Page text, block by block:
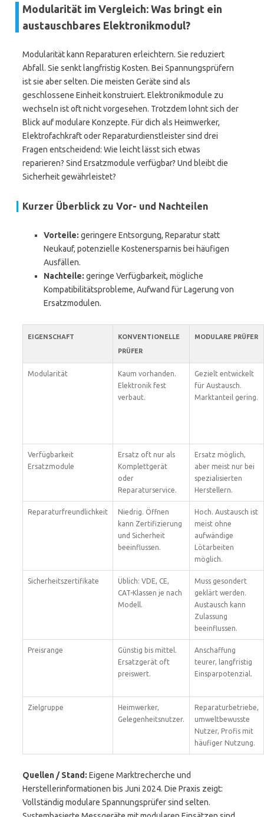
Modularität im Vergleich: Was bringt ein
austauschbares Elektronikmodul?
Modularität kann Reparaturen erleichtern. Sie reduziert
Abfall. Sie senkt langfristig Kosten. Bei Spannungsprüfern
ist sie aber selten. Die meisten Geräte sind als
geschlossene Einheit konstruiert. Elektronikmodule zu
wechseln ist oft nicht vorgesehen. Trotzdem lohnt sich der
Blick auf modulare Konzepte. Für dich als Heimwerker,
Elektrofachkraft oder Reparaturdienstleister sind drei
Fragen entscheidend: Wie leicht lässt sich etwas
reparieren? Sind Ersatzmodule verfügbar? Und bleibt die
Sicherheit gewährleistet?
Kurzer Überblick zu Vor- und Nachteilen
Vorteile: geringere Entsorgung, Reparatur statt
Neukauf, potenzielle Kostenersparnis bei häufigen
Ausfällen.
Nachteile: geringe Verfügbarkeit, mögliche
Kompatibilitätsprobleme, Aufwand für Lagerung von
Ersatzmodulen.
EIGENSCHAFT
KONVENTIONELLE
PRÜFER
MODULARE PRÜFER
Modularität
Kaum vorhanden.
Elektronik fest
verbaut.
Gezielt entwickelt
für Austausch.
Marktanteil gering.
Verfügbarkeit
Ersatzmodule
Ersatz oft nur als
Komplettgerät
oder
Reparaturservice.
Ersatz möglich,
aber meist nur bei
spezialisierten
Herstellern.
Reparaturfreundlichkeit
Niedrig. Öffnen
kann Zertifizierung
und Sicherheit
beeinflussen.
Hoch. Austausch ist
meist ohne
aufwändige
Lötarbeiten
möglich.
Sicherheitszertifikate
Üblich: VDE, CE,
CAT-Klassen je nach
Modell.
Muss gesondert
geklärt werden.
Austausch kann
Zulassung
beeinflussen.
Preisrange
Günstig bis mittel.
Ersatzgerät oft
preiswert.
Anschaffung
teurer, langfristig
Einsparpotenzial.
Zielgruppe
Heimwerker,
Gelegenheitsnutzer.
Reparaturbetriebe,
umweltbewusste
Nutzer, Profis mit
häufiger Nutzung.
Quellen / Stand: Eigene Marktrecherche und
Herstellerinformationen bis Juni 2024. Die Praxis zeigt:
Vollständig modulare Spannungsprüfer sind selten.